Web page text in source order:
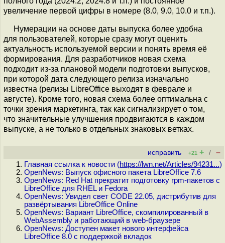
увеличение первой цифры в номере (8.0, 9.0, 10.0 и т.п.).
Нумерации на основе даты выпуска более удобна
для пользователей, которые сразу могут оценить
актуальность используемой версии и понять время её
формирования. Для разработчиков новая схема
подходит из-за плановой модели подготовки выпусков,
при которой дата следующего релиза изначально
известна (релизы LibreOffice выходят в феврале и
августе). Кроме того, новая схема более оптимальна с
точки зрения маркетинга, так как сигнализирует о том,
что значительные улучшения продвигаются в каждом
выпуске, а не только в отдельных знаковых ветках.
исправить +21 + / –
Главная ссылка к новости (https://lwn.net/Articles/94231...)
OpenNews: Выпуск офисного пакета LibreOffice 7.6
OpenNews: Red Hat прекратит подготовку rpm-пакетов с
LibreOffice для RHEL и Fedora
OpenNews: Увидел свет CODE 22.05, дистрибутив для
развёртывания LibreOffice Online
OpenNews: Вариант LibreOffice, скомпилированный в
WebAssembly и работающий в web-браузере
OpenNews: Доступен макет нового интерфейса
LibreOffice 8.0 с поддержкой вкладок